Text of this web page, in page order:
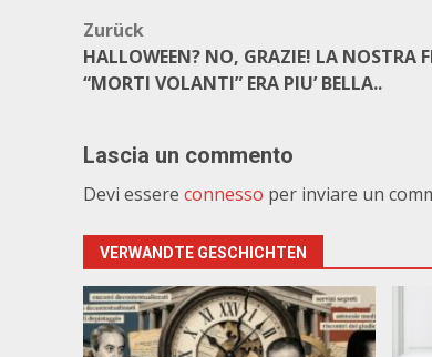
Beitragsnavigation
Zurück
HALLOWEEN? NO, GRAZIE! LA NOSTRA
“MORTI VOLANTI” ERA PIU’ BELLA..
Lascia un commento
Devi essere connesso per inviare un
VERWANDTE GESCHICHTEN